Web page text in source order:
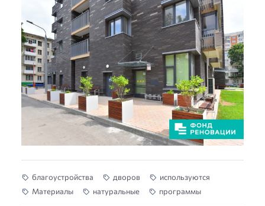
благоустройства дворов
используются
Материалы
натуральные программы